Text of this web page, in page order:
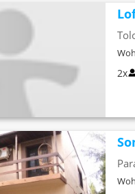
2x